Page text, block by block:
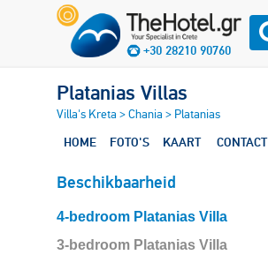
+30 28210 90760
Platanias Villas
Villa's Kreta >Chania > Platanias
HOME FOTO'S KAART CONTACT
Beschikbaarheid
4-bedroom Platanias Villa
3-bedroom Platanias Villa